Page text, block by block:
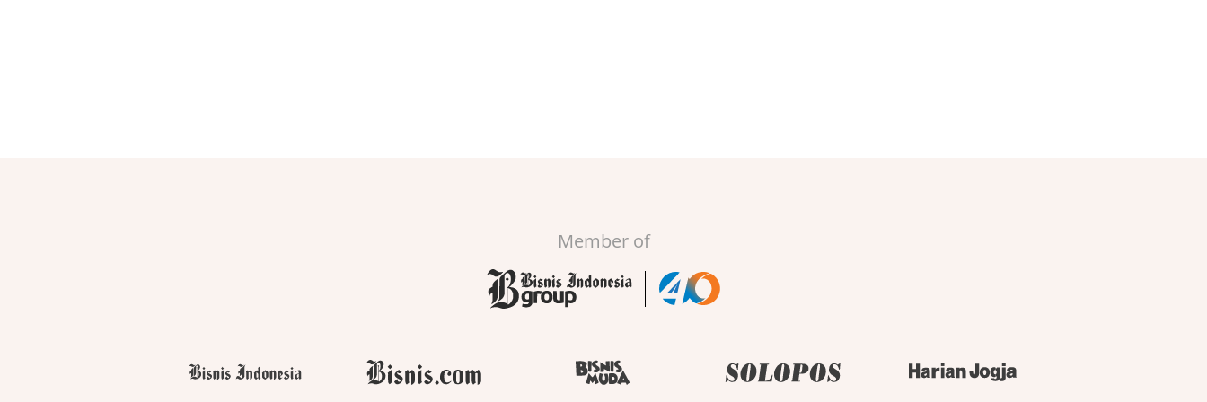
Member of